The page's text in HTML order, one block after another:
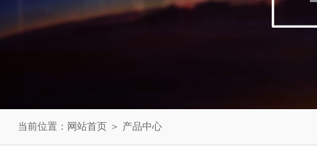
当前位置： 网站首页 ＞ 产品中心